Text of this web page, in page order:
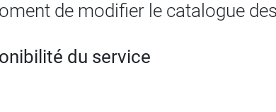
de modifier le catalogue
du service